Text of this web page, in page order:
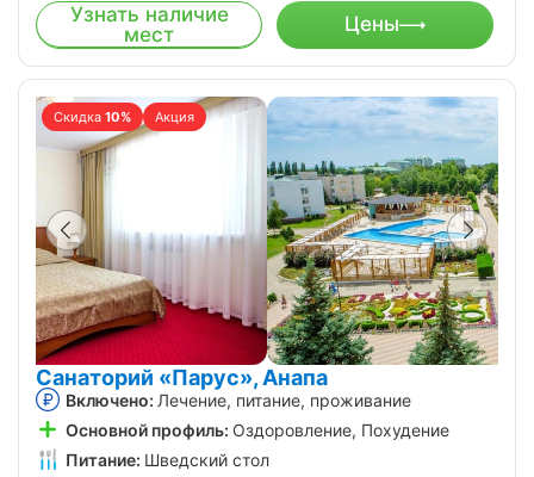
Узнать наличие
мест
Цены
Скидка 10% Акция
Санаторий «Парус», Анапа
Включено: Лечение, питание, проживание
Основной профиль: Оздоровление, Похудение
Питание: Шведский стол